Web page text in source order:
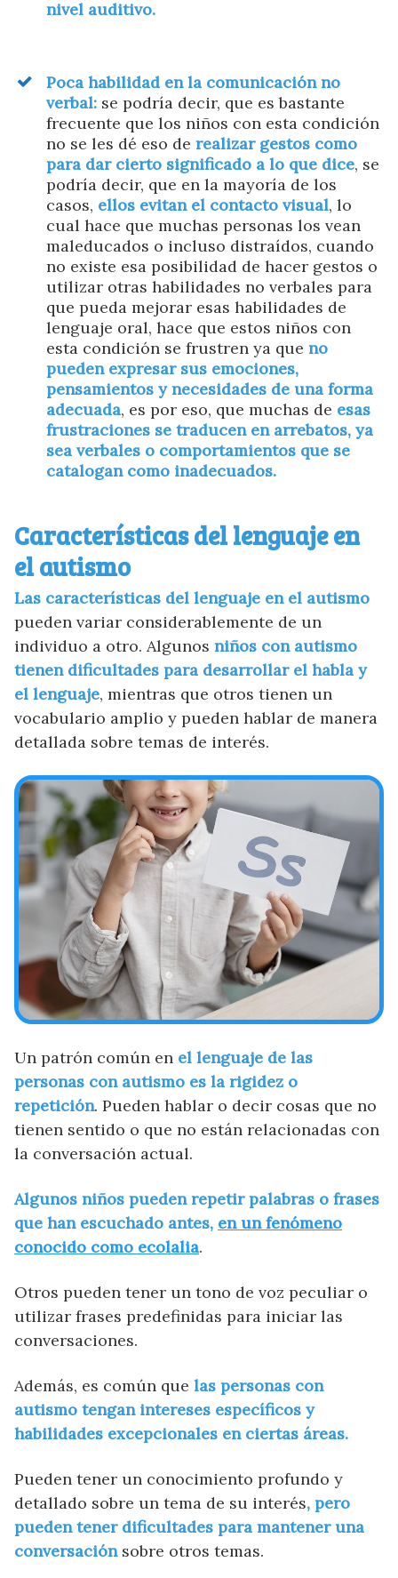
nivel auditivo.
Poca habilidad en la comunicación no
verbal: se podría decir, que es bastante
frecuente que los niños con esta condición
no se les dé eso de realizar gestos como
para dar cierto significado a lo que dice, se
podría decir, que en la mayoría de los
casos, ellos evitan el contacto visual, lo
cual hace que muchas personas los vean
maleducados o incluso distraídos, cuando
no existe esa posibilidad de hacer gestos o
utilizar otras habilidades no verbales para
que pueda mejorar esas habilidades de
lenguaje oral, hace que estos niños con
esta condición se frustren ya que no
pueden expresar sus emociones,
pensamientos y necesidades de una forma
adecuada, es por eso, que muchas de esas
frustraciones se traducen en arrebatos, ya
sea verbales o comportamientos que se
catalogan como inadecuados.
Características del lenguaje en
el autismo
Las características del lenguaje en el autismo
pueden variar considerablemente de un
individuo a otro. Algunos niños con autismo
tienen dificultades para desarrollar el habla y
el lenguaje, mientras que otros tienen un
vocabulario amplio y pueden hablar de manera
detallada sobre temas de interés.
Un patrón común en el lenguaje de las
personas con autismo es la rigidez o
repetición. Pueden hablar o decir cosas que no
tienen sentido o que no están relacionadas con
la conversación actual.
Algunos niños pueden repetir palabras o frases
que han escuchado antes, en un fenómeno
conocido como ecolalia.
Otros pueden tener un tono de voz peculiar o
utilizar frases predefinidas para iniciar las
conversaciones.
Además, es común que las personas con
autismo tengan intereses específicos y
habilidades excepcionales en ciertas áreas.
Pueden tener un conocimiento profundo y
detallado sobre un tema de su interés, pero
pueden tener dificultades para mantener una
conversaciónsobre otros temas.